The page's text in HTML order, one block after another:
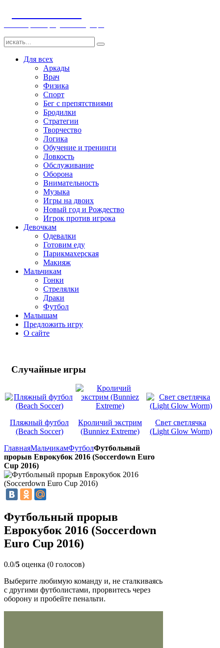
Для всех
Аркады
Врач
Физика
Спорт
Бег с препятствиями
Бродилки
Стратегии
Творчество
Логика
Обучение и тренинги
Ловкость
Обслуживание
Оборона
Внимательность
Музыка
Игры на двоих
Новый год и Рождество
Игрок против игрока
Девочкам
Одевалки
Готовим еду
Парикмахерская
Макияж
Мальчикам
Гонки
Стрелялки
Драки
Футбол
Малышам
Предложить игру
О сайте
Случайные игры
Пляжный футбол
(Beach Soccer)
Кроличий экстрим
(Bunniez Extreme)
Свет светлячка
(Light Glow Worm)
ГлавнаяМальчикамФутболФутбольный
прорыв Еврокубок 2016 (Soccerdown Euro
Cup 2016)
Футбольный прорыв
Еврокубок 2016 (Soccerdown
Euro Cup 2016)
0.0/5 оценка (0 голосов)
Выберите любимую команду и, не сталкиваясь
с другими футболистами, прорвитесь через
оборону и пробейте пенальти.